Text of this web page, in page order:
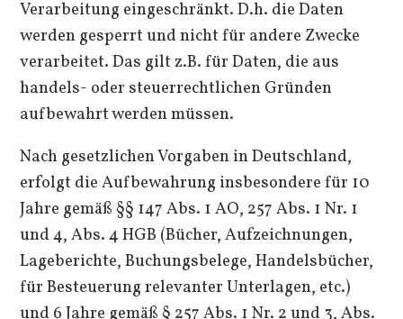
Verarbeitung eingeschränkt. D.h. die Daten
werden gesperrt und nicht für andere Zwecke
verarbeitet. Das gilt z.B. für Daten, die aus
handels- oder steuerrechtlichen Gründen
aufbewahrt werden müssen.
Nach gesetzlichen Vorgaben in Deutschland,
erfolgt die Aufbewahrung insbesondere für 10
Jahre gemäß §§ 147 Abs. 1 AO, 257 Abs. 1 Nr. 1
und 4, Abs. 4 HGB (Bücher, Aufzeichnungen,
Lageberichte, Buchungsbelege, Handelsbücher,
für Besteuerung relevanter Unterlagen, etc.)
und 6 Jahre gemäß § 257 Abs. 1 Nr. 2 und 3, Abs.